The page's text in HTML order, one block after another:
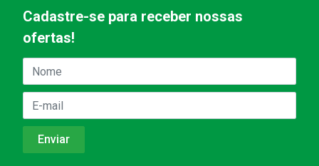
Cadastre-se para receber nossas
ofertas!